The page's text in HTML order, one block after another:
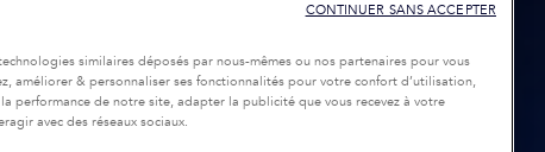
similaires déposés par nous-mêmes ou nos partenaires pour vous
améliorer & personnaliser ses fonctionnalités pour votre confort d’utilisation,
performance de notre site, adapter la publicité que vous recevez à votre
avec des réseaux sociaux.
CONTINUER SANS ACCEPTER